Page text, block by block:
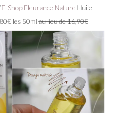
E-Shop Fleurance Nature Huile
les 50mlau lieu de 16,90€